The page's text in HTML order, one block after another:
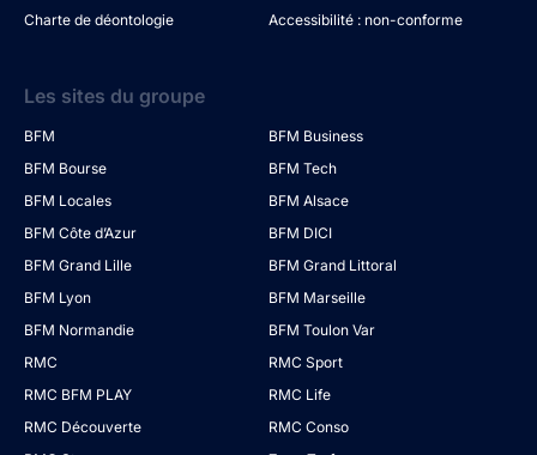
Charte de déontologie
Accessibilité : non-conforme
Les sites du groupe
BFM
BFM Business
BFM Bourse
BFM Tech
BFM Locales
BFM Alsace
BFM Côte d’Azur
BFM DICI
BFM Grand Lille
BFM Grand Littoral
BFM Lyon
BFM Marseille
BFM Normandie
BFM Toulon Var
RMC
RMC Sport
RMC BFM PLAY
RMC Life
RMC Découverte
RMC Conso